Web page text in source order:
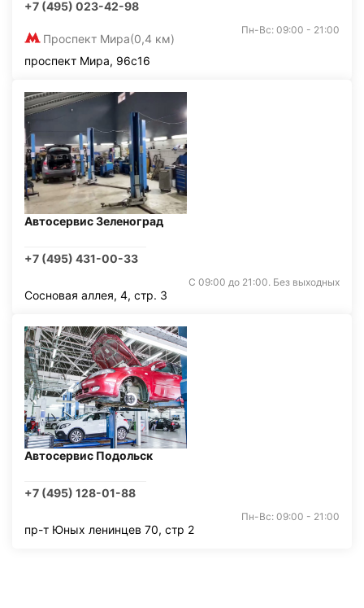
+7 (495) 023-42-98
Проспект Мира(0,4 км)
Пн-Вс: 09:00 - 21:00
проспект Мира, 96с16
Автосервис Зеленоград
+7 (495) 431-00-33
С 09:00 до 21:00. Без выходных
Сосновая аллея, 4, стр. 3
Автосервис Подольск
+7 (495) 128-01-88
Пн-Вс: 09:00 - 21:00
пр-т Юных ленинцев 70, стр 2